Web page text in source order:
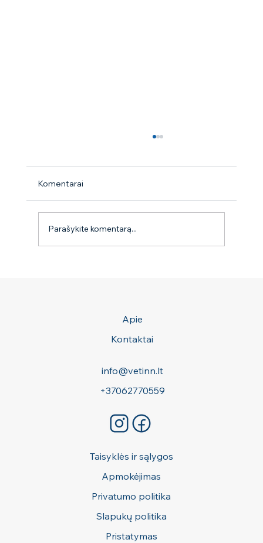
Komentarai
Parašykite komentarą...
Apie
Kontaktai
info@vetinn.lt
+37062770559
Taisyklės ir sąlygos
Apmokėjimas
Privatumo politika
Slapukų politika
Pristatymas